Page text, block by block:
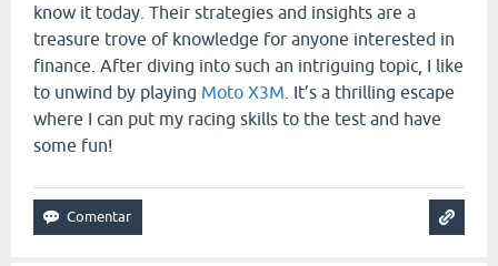
know it today. Their strategies and insights are a
treasure trove of knowledge for anyone interested in
finance. After diving into such an intriguing topic, I like
to unwind by playing Moto X3M . It’s a thrilling escape
where I can put my racing skills to the test and have
some fun!